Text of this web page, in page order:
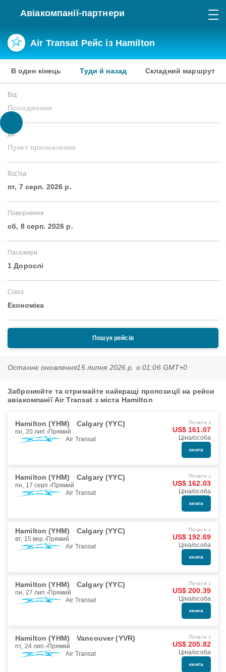
Авіакомпанії-партнери
Air Transat Рейс із Hamilton
В один кінець Туди й назад Складний маршрут
Від
Походження
До
Пункт призначення
Від'їзд
пт, 7 серп. 2026 р.
Повернення
сб, 8 серп. 2026 р.
Пасажири
1 Дорослі
Class
Економіка
Пошук рейсів
Останнє оновлення15 липня 2026 р. о 01:06 GMT+0
Забронюйте та отримайте найкращі пропозиції на рейси
авіакомпанії Air Transat з міста Hamilton
Hamilton (YHM) Calgary (YYC)
пн, 20 лип. Прямий
Air Transat
Почати з
US$ 161.07
Ціна/особа
книга
Hamilton (YHM) Calgary (YYC)
пн, 17 серп. Прямий
Air Transat
Почати з
US$ 162.03
Ціна/особа
книга
Hamilton (YHM) Calgary (YYC)
вт, 15 вер. Прямий
Air Transat
Почати з
US$ 192.69
Ціна/особа
книга
Hamilton (YHM) Calgary (YYC)
пн, 27 лип. Прямий
Air Transat
Почати з
US$ 200.39
Ціна/особа
книга
Hamilton (YHM) Vancouver (YVR)
пт, 24 лип. Прямий
Air Transat
Почати з
US$ 205.82
Ціна/особа
книга